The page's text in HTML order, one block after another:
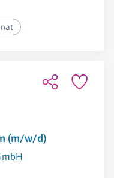
(m/w/d)